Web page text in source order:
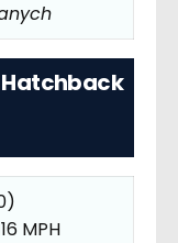
Hatchback
MPH